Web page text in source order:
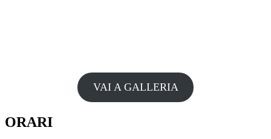
VAI A GALLERIA
ORARI